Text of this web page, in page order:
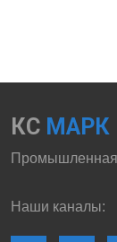
КС МАРК
Промышленная
Наши каналы: